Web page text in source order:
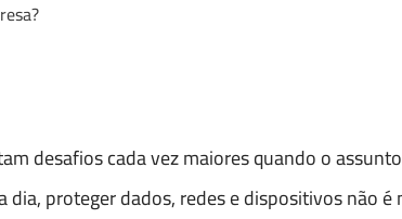
desafios cada vez maiores quando o
proteger dados, redes e dispositivos não